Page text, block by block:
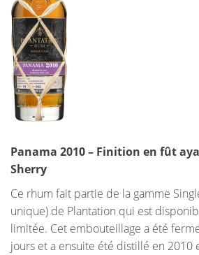
Panama 2010 – Finition en fût
Sherry
Ce rhum fait partie de la gamme
unique) de Plantation qui est
limitée. Cet embouteillage a été
jours et a ensuite été distillé en 2010